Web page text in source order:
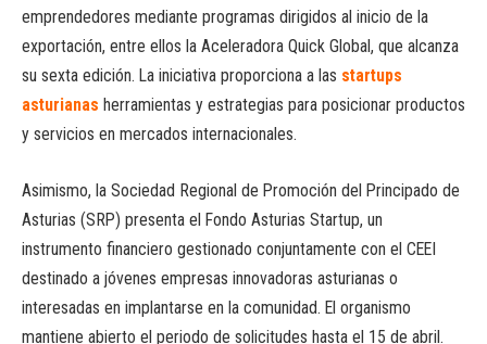
emprendedores mediante programas dirigidos al inicio de la
exportación, entre ellos la Aceleradora Quick Global, que alcanza
su sexta edición. La iniciativa proporciona a las startups
asturianas herramientas y estrategias para posicionar productos
y servicios en mercados internacionales.
Asimismo, la Sociedad Regional de Promoción del Principado de
Asturias (SRP) presenta el Fondo Asturias Startup, un
instrumento financiero gestionado conjuntamente con el CEEI
destinado a jóvenes empresas innovadoras asturianas o
interesadas en implantarse en la comunidad. El organismo
mantiene abierto el periodo de solicitudes hasta el 15 de abril.